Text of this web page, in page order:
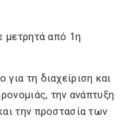
μετρητά από 1η
τη διαχείριση και
την ανάπτυξη
την προστασία των